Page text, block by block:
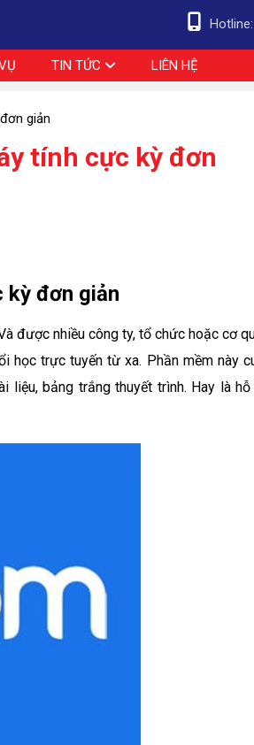
TIN TỨC LIÊN HỆ
giản
tính cực kỳ đơn
kỳ đơn giản
được nhiều công ty, tổ chức hoặc cơ
học trực tuyến từ xa. Phần mềm này
bảng trắng thuyết trình. Hay là